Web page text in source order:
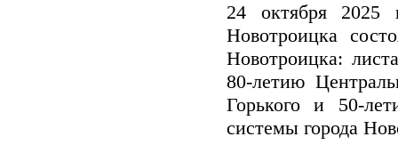
24 октября 2025
Новотроицка
Новотроицка:
80-летию
Горького и 50-
системы города